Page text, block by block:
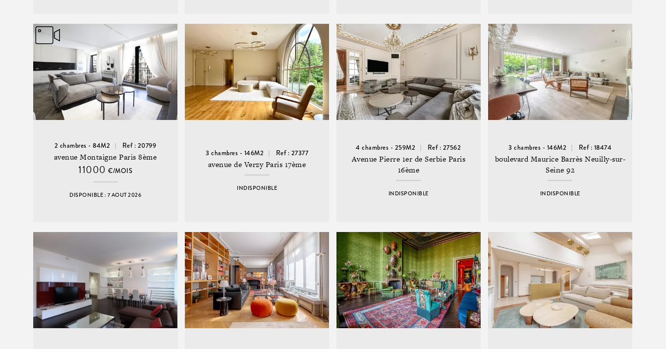
2 chambres - 84M2 Ref : 20799
avenue Montaigne Paris 8ème
11000€/MOIS
DISPONIBLE : 7 AOUT 2026
3 chambres - 146M2 Ref : 27377
avenue de Verzy Paris 17ème
INDISPONIBLE
4 chambres - 259M2 Ref : 27562
Avenue Pierre 1er de Serbie Paris
16ème
INDISPONIBLE
3 chambres - 146M2 Ref : 18474
boulevard Maurice Barrès Neuilly-sur-
Seine 92
INDISPONIBLE